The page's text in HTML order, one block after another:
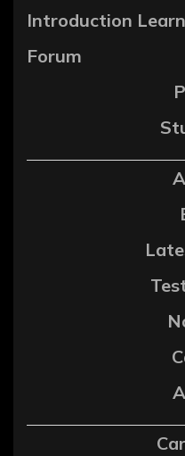
Introduction
Forum